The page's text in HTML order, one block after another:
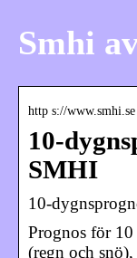
Smhi
http s://www.smhi.se
10-
SMHI
10-
Prognos för 10
(regn och